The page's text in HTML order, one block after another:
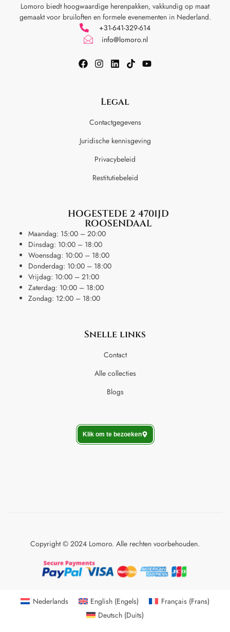
Lomoro biedt hoogwaardige herenpakken, vakkundig op maat
gemaakt voor bruiloften en formele evenementen in Nederland.
+31-641-329-614
info@lomoro.nl
Legal
Contactgegevens
Juridische kennisgeving
Privacybeleid
Restitutiebeleid
HOGESTEDE 2 4701JD
ROOSENDAAL
Maandag: 15:00 – 20:00
Dinsdag: 10:00 – 18:00
Woensdag: 10:00 – 18:00
Donderdag: 10:00 – 18:00
Vrijdag: 10:00 – 21:00
Zaterdag: 10:00 – 18:00
Zondag: 12:00 – 18:00
Snelle links
Contact
Alle collecties
Blogs
Klik om te bezoeken
Copyright © 2024 Lomoro. Alle rechten voorbehouden.
Nederlands English (Engels) Français(Frans)
Deutsch (Duits)